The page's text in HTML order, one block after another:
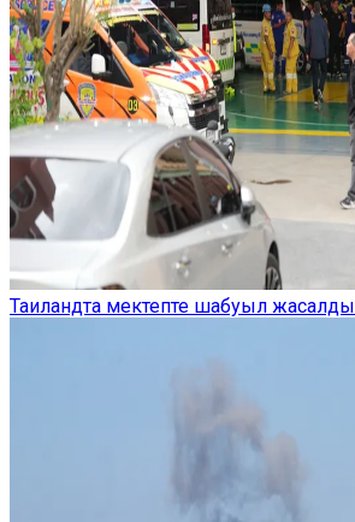
Таиландта мектепте шабуыл жасалды